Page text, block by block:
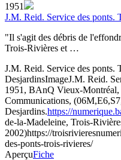
1951
J.M. Reid. Service des ponts.
"Il s'agit des débris de
Trois-Rivières et …
J.M. Reid. Service des ponts.
DesjardinsImageJ.M. Reid.
1951, BAnQ Vieux-Montréal,
Communications,
Desjardins.https://
de-la-Madeleine, Trois-
2002)https://
des-ponts-trois-rivieres/
AperçuFiche